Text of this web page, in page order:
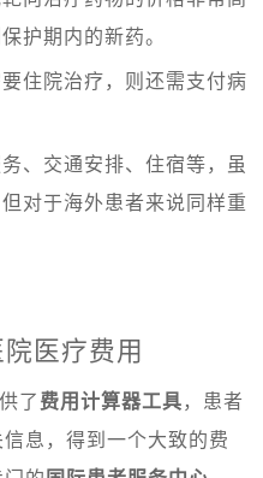
护期内的新药。
住院治疗，则还需支付病
、交通安排、住宿等，虽
对于海外患者来说同样重
医疗费用
了费用计算器工具，患者
息，得到一个大致的费